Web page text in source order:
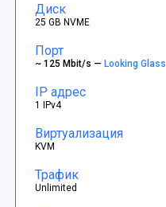
Диск
25 GB NVME
Порт
~ 125 Mbit/s —Looking Glass
IP адрес
1 IPv4
Виртуализация
KVM
Трафик
Unlimited